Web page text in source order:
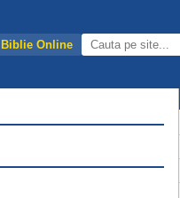
Biblie Online